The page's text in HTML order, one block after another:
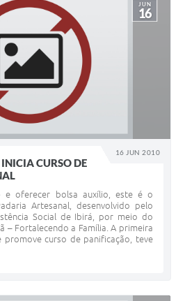
16 JUN 2010
JUN
16
CURSO DE
e oferecer bolsa auxílio, este é o
Artesanal, desenvolvido pelo
Social de Ibirá, por meio do
– Fortalecendo a Família. A primeira
curso de panificação, teve